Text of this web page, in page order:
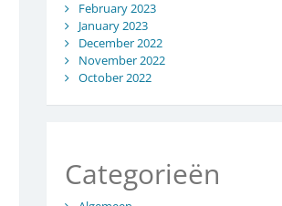
February 2023
January 2023
December 2022
November 2022
October 2022
Categorieën